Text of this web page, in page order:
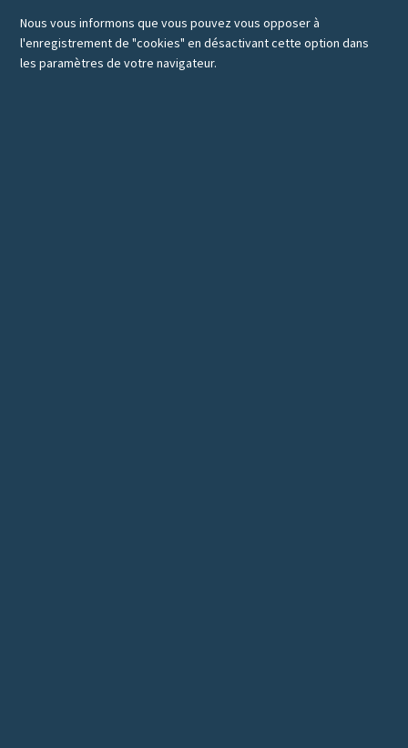
Nous vous informons que vous pouvez vous opposer à
l'enregistrement de "cookies" en désactivant cette option dans
les paramètres de votre navigateur.